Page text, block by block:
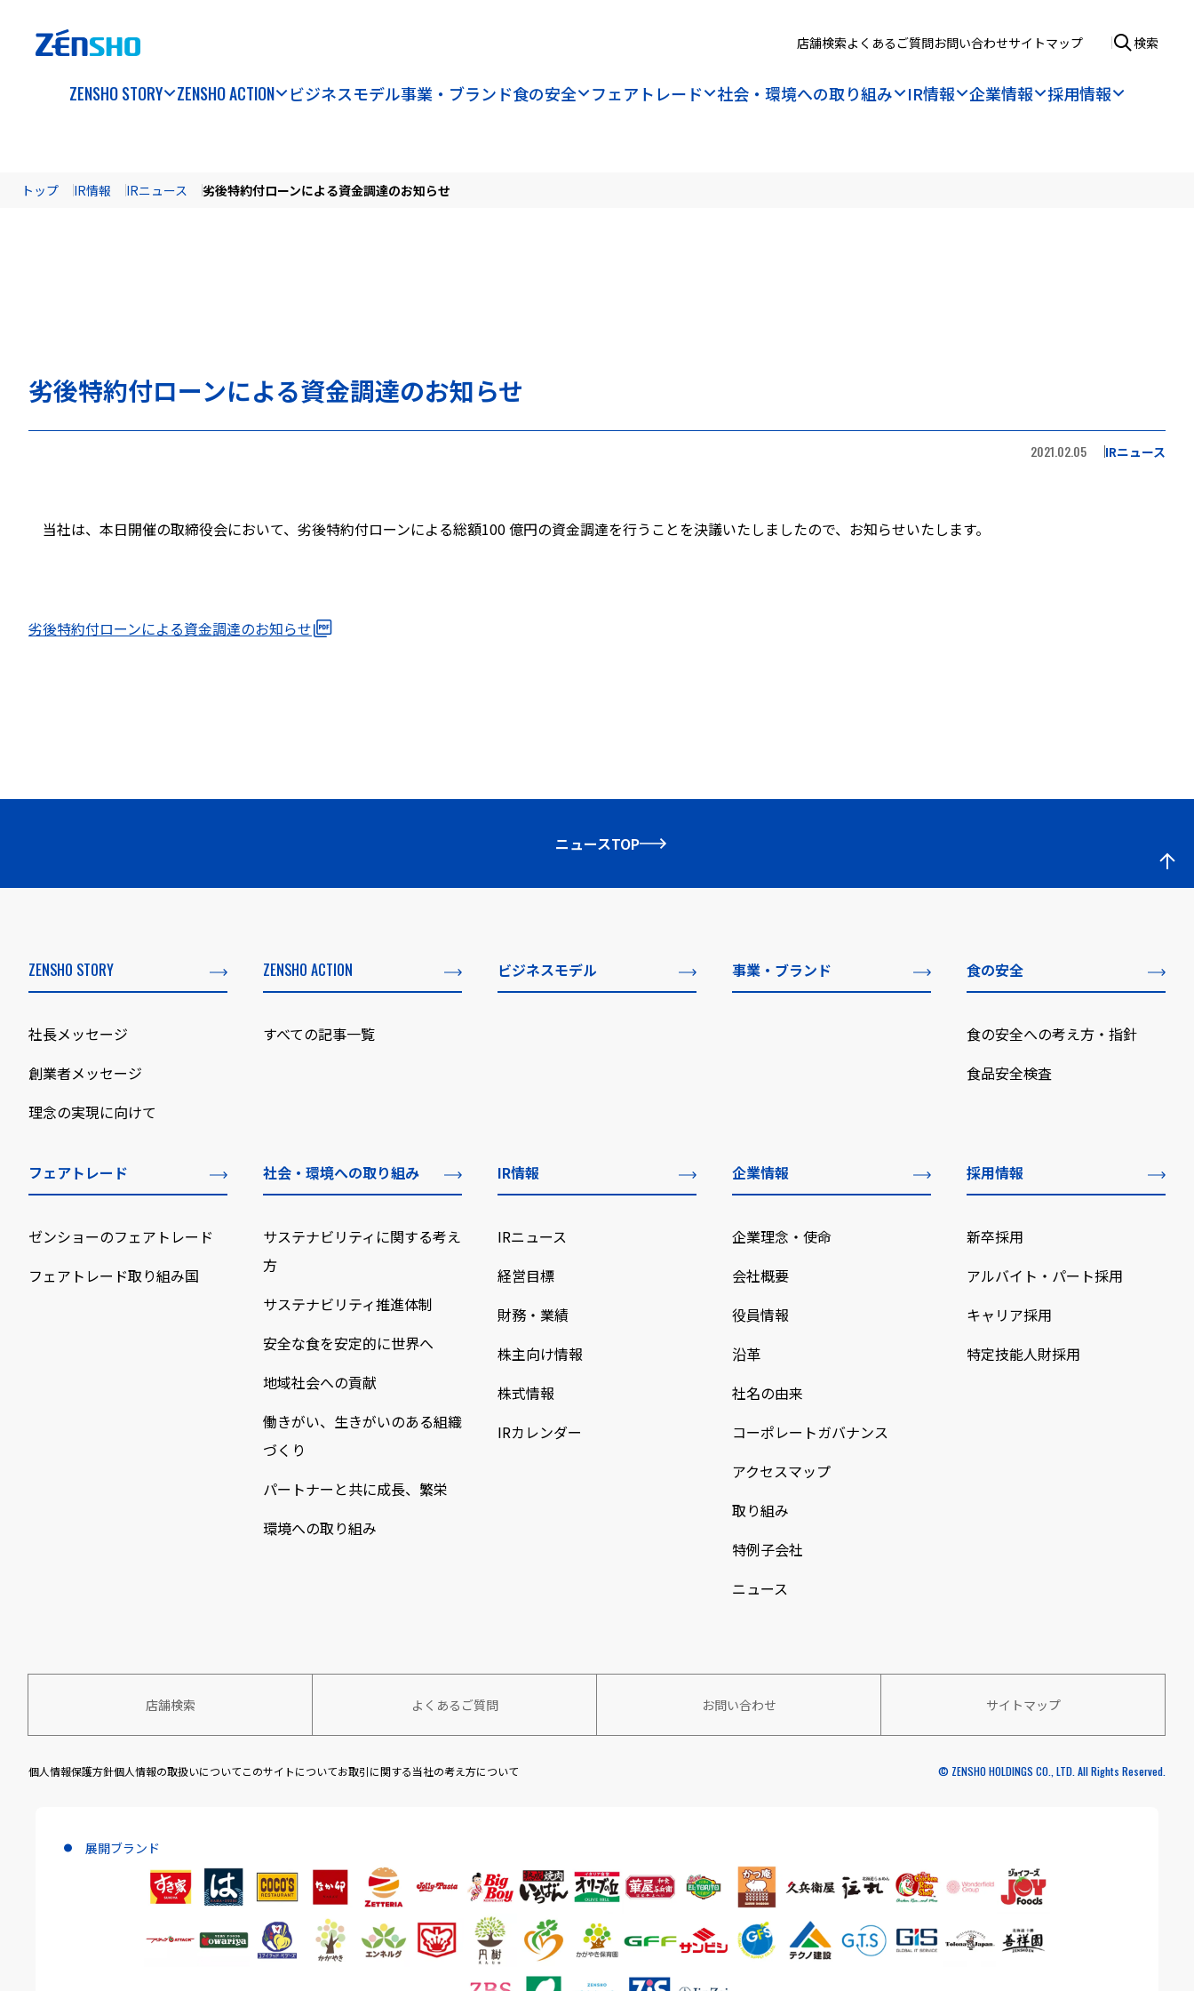
店舗検索よくあるご質問お問い合わせサイトマップ 検索
ZENSHO STORY ZENSHO ACTION ビジネスモデル事業・ブランド食の安全 フェアトレード 社会・環境への取り組み IR情報 企業情報 採用情報
トップ IR情報 IRニュース 劣後特約付ローンによる資金調達のお知らせ
劣後特約付ローンによる資金調達のお知らせ
2021.02.05 IRニュース
当社は、本日開催の取締役会において、劣後特約付ローンによる総額100 億円の資金調達を行うことを決議いたしましたので、お知らせいたします。
劣後特約付ローンによる資金調達のお知らせ
ニュースTOP
ZENSHO STORY
社長メッセージ
創業者メッセージ
理念の実現に向けて
ZENSHO ACTION
すべての記事一覧
ビジネスモデル 事業・ブランド 食の安全
食の安全への考え方・指針
食品安全検査
フェアトレード
ゼンショーのフェアトレード
フェアトレード取り組み国
社会・環境への取り組み
サステナビリティに関する考え
方
サステナビリティ推進体制
安全な食を安定的に世界へ
地域社会への貢献
働きがい、生きがいのある組織
づくり
パートナーと共に成長、繁栄
環境への取り組み
IR情報
IRニュース
経営目標
財務・業績
株主向け情報
株式情報
IRカレンダー
企業情報
企業理念・使命
会社概要
役員情報
沿革
社名の由来
コーポレートガバナンス
アクセスマップ
取り組み
特例子会社
ニュース
採用情報
新卒採用
アルバイト・パート採用
キャリア採用
特定技能人財採用
店舗検索 よくあるご質問 お問い合わせ サイトマップ
個人情報保護方針個人情報の取扱いについてこのサイトについてお取引に関する当社の考え方について © ZENSHO HOLDINGS CO., LTD. All Rights Reserved.
展開ブランド